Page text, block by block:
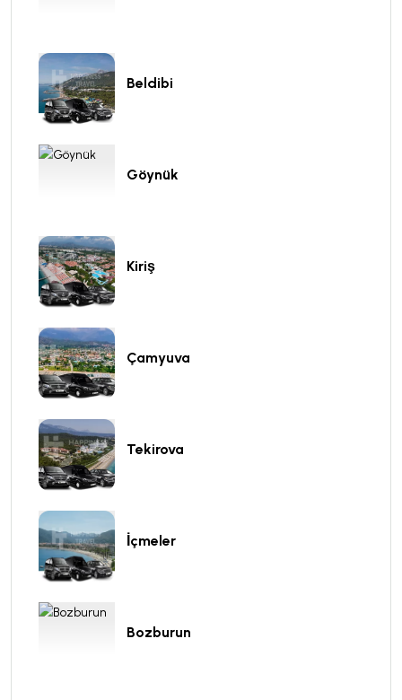
Beldibi
Göynük
Kiriş
Çamyuva
Tekirova
İçmeler
Bozburun